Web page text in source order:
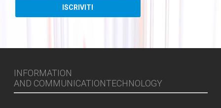
INFORMATION
AND COMMUNICATIONTECHNOLOGY